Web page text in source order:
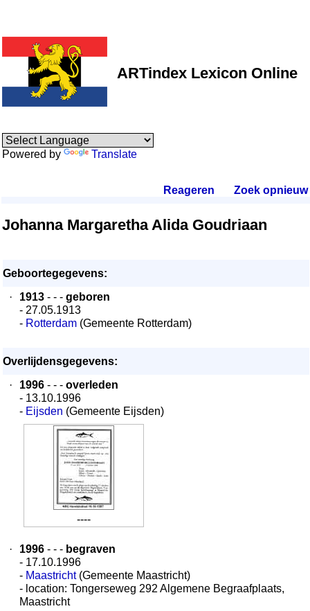
ARTindex Lexicon Online
Powered by Translate
Reageren Zoek opnieuw.
Johanna Margaretha Alida Goudriaan
Geboortegegevens:
·
1913 - - - geboren
- 27.05.1913
- Rotterdam (Gemeente Rotterdam)
Overlijdensgegevens:
·
1996 - - - overleden
- 13.10.1996
- Eijsden (Gemeente Eijsden)
----
· 1996 - - - begraven
- 17.10.1996
- Maastricht(Gemeente Maastricht)
- location: Tongerseweg 292 Algemene Begraafplaats,
Maastricht